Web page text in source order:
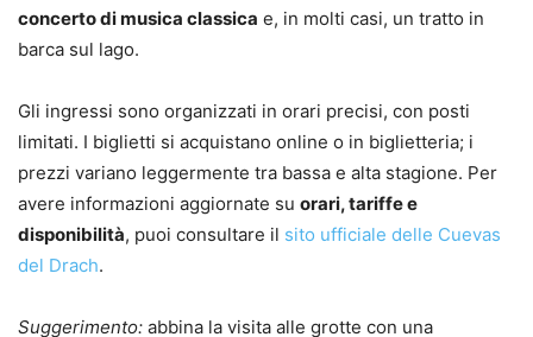
concerto di musica classica e, in molti casi, un tratto in
barca sul lago.
Gli ingressi sono organizzati in orari precisi, con posti
limitati. I biglietti si acquistano online o in biglietteria; i
prezzi variano leggermente tra bassa e alta stagione. Per
avere informazioni aggiornate su orari, tariffe e
disponibilità, puoi consultare il sito ufficiale delle Cuevas
del Drach.
Suggerimento: abbina la visita alle grotte con una